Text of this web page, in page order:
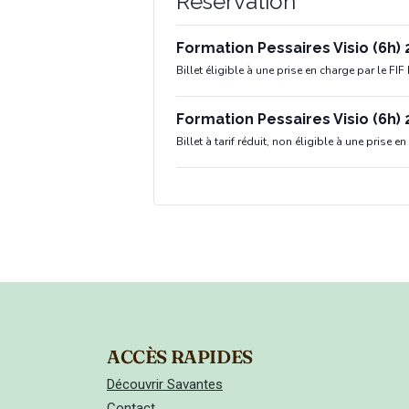
Formation Pessaires Visio
Billet éligible à une prise en charge par le FIF
Formation Pessaires Visio
Billet à tarif réduit, non éligible à une prise en
ACCÈS RAPIDES
Découvrir Savantes